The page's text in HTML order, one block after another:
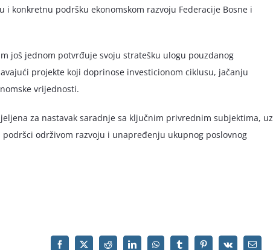
konkretnu podršku ekonomskom razvoju Federacije Bosne i
još jednom potvrđuje svoju stratešku ulogu pouzdanog
projekte koji doprinose investicionom ciklusu, jačanju
vrijednosti.
za nastavak saradnje sa ključnim privrednim subjektima, uz
održivom razvoju i unapređenju ukupnog poslovnog